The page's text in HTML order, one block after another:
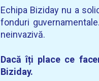
Echipa Biziday nu a
fonduri
neinvazivă.
Dacă îți place ce
Biziday.